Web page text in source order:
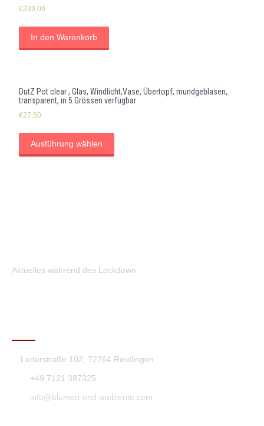
€239,00
In den Warenkorb
DutZ Pot clear , Glas, Windlicht,Vase, Übertopf, mundgeblasen,
transparent, in 5 Grössen verfügbar
€27,50
Ausführung wählen
Aktuelles während des Lockdown
Lederstraße 102, 72764 Reutlingen
+49 7121 387325
info@blumen-und-ambiente.com